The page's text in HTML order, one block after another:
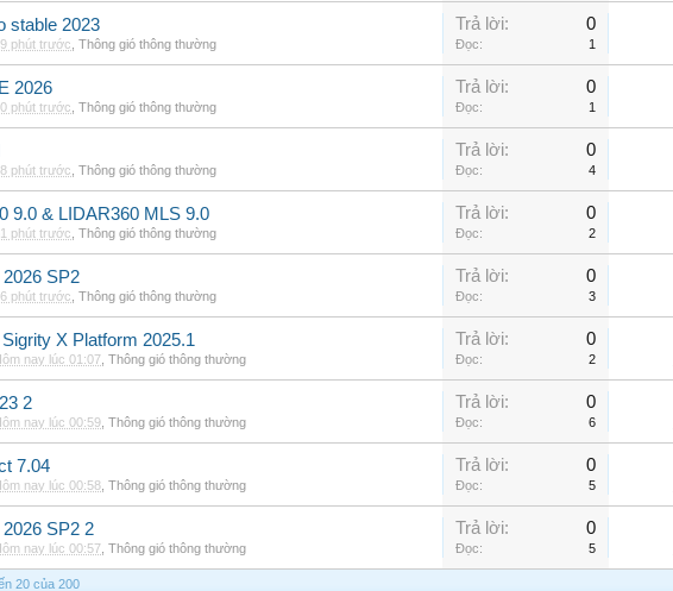
stable 2023
phút trước Thông gió thông thường
Trả lời: 0
Đọc: 1
2026
phút trước Thông gió thông thường
Trả lời: 0
Đọc: 1
phút trước Thông gió thông thường
Trả lời: 0
Đọc: 4
9.0 & LIDAR360 MLS 9.0
phút trước Thông gió thông thường
Trả lời: 0
Đọc: 2
SP2
phút trước Thông gió thông thường
Trả lời: 0
Đọc: 3
X Platform 2025.1
nay lúc 01:07 Thông gió thông thường
Trả lời: 0
Đọc: 2
2
nay lúc 00:59 Thông gió thông thường
Trả lời: 0
Đọc: 6
7.04
nay lúc 00:58 Thông gió thông thường
Trả lời: 0
Đọc: 5
SP2 2
nay lúc 00:57 Thông gió thông thường
Trả lời: 0
Đọc: 5
20 của 200